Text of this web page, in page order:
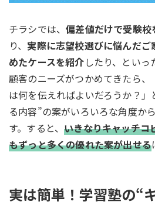
チラシでは、偏差値だけで受験校
り、 実際に志望校選びに悩んだ
めたケースを紹介したり、といっ
顧客のニーズがつかめてきたら
は何を伝えればよいだろうか？
る内容”の案がいろいろな角度か
す。すると、いきなりキャッチコ
もずっと多くの優れた案が出せる
実は簡単！学習塾の“